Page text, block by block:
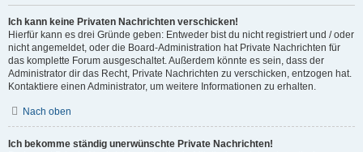
Ich kann keine Privaten Nachrichten verschicken!
Hierfür kann es drei Gründe geben: Entweder bist du nicht registriert und / oder
nicht angemeldet, oder die Board-Administration hat Private Nachrichten für
das komplette Forum ausgeschaltet. Außerdem könnte es sein, dass der
Administrator dir das Recht, Private Nachrichten zu verschicken, entzogen hat.
Kontaktiere einen Administrator, um weitere Informationen zu erhalten.
Nach oben
Ich bekomme ständig unerwünschte Private Nachrichten!